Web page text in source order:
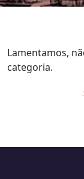
Lamentamos,
categoria.